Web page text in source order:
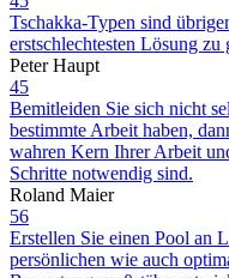
Tschakka-Typen sind
erstschlechtesten Lösung zu
Peter Haupt
45
Bemitleiden Sie sich nicht
bestimmte Arbeit haben,
wahren Kern Ihrer Arbeit
Schritte notwendig sind.
Roland Maier
56
Erstellen Sie einen Pool an
persönlichen wie auch